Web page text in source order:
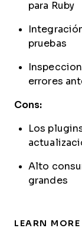
para Ruby
pruebas
errores
Cons:
Los
Alto
grandes
LEARN